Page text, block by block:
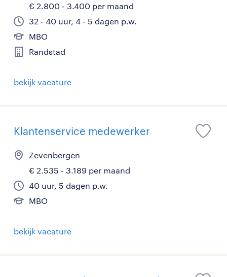
€ 2.800 - 3.400 per maand
32 - 40 uur, 4 - 5 dagen p.w.
MBO
Randstad
bekijk vacature
Klantenservice medewerker
Zevenbergen
€ 2.535 - 3.189 per maand
40 uur, 5 dagen p.w.
MBO
bekijk vacature